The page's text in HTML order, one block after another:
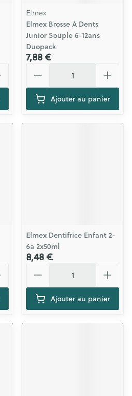
Elmex
Elmex Brosse A Dents
Junior Souple 6-12ans
Duopack
7,88 €
Ajouter au panier
Elmex Dentifrice Enfant 2-
6a 2x50ml
8,48 €
Ajouter au panier